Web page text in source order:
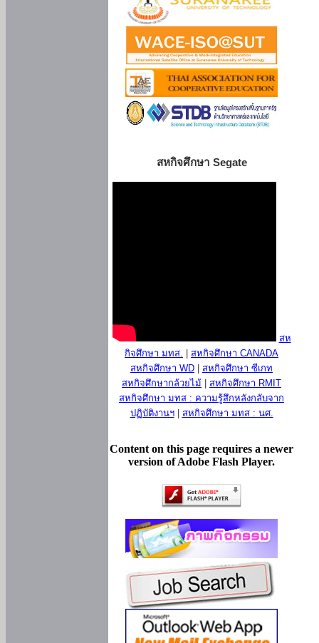
สหกิจศึกษา Segate
สห
กิจศึกษา มทส.
สหกิจศึกษา CANADA
สหกิจศึกษา WD
สหกิจศึกษา ซีเกท
สหกิจศึกษากล้วยไม้
สหกิจศึกษา RMIT
สหกิจศึกษา มทส : ความรู้สึกหลังกลับจาก
ปฏิบัติงานฯ| สหกิจศึกษา มทส : นศ.
Content on this page requires a newer
version of Adobe Flash Player.